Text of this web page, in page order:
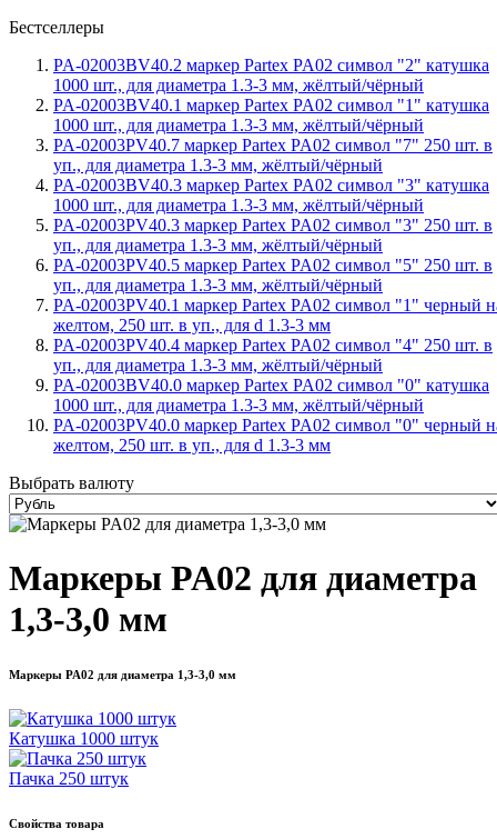
Бестселлеры
PA-02003BV40.2 маркер Partex PA02 символ "2" катушка
1000 шт., для диаметра 1.3-3 мм, жёлтый/чёрный
PA-02003BV40.1 маркер Partex PA02 символ "1" катушка
1000 шт., для диаметра 1.3-3 мм, жёлтый/чёрный
PA-02003PV40.7 маркер Partex PA02 символ "7" 250 шт. в
уп., для диаметра 1.3-3 мм, жёлтый/чёрный
PA-02003BV40.3 маркер Partex PA02 символ "3" катушка
1000 шт., для диаметра 1.3-3 мм, жёлтый/чёрный
PA-02003PV40.3 маркер Partex PA02 символ "3" 250 шт. в
уп., для диаметра 1.3-3 мм, жёлтый/чёрный
PA-02003PV40.5 маркер Partex PA02 символ "5" 250 шт. в
уп., для диаметра 1.3-3 мм, жёлтый/чёрный
PA-02003PV40.1 маркер Partex PA02 символ "1" черный
желтом, 250 шт. в уп., для d 1.3-3 мм
PA-02003PV40.4 маркер Partex PA02 символ "4" 250 шт. в
уп., для диаметра 1.3-3 мм, жёлтый/чёрный
PA-02003BV40.0 маркер Partex PA02 символ "0" катушка
1000 шт., для диаметра 1.3-3 мм, жёлтый/чёрный
PA-02003PV40.0 маркер Partex PA02 символ "0" черный
желтом, 250 шт. в уп., для d 1.3-3 мм
Выбрать валюту
Маркеры PA02 для диаметра
1,3-3,0 мм
Маркеры PA02 для диаметра 1,3-3,0 мм
Катушка 1000 штук
Пачка 250 штук
Свойства товара